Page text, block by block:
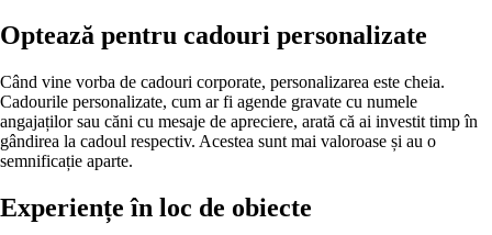
Optează pentru cadouri personalizate
Când vine vorba de cadouri corporate, personalizarea este cheia.
Cadourile personalizate, cum ar fi agende gravate cu numele
angajaților sau căni cu mesaje de apreciere, arată că ai investit timp în
gândirea la cadoul respectiv. Acestea sunt mai valoroase și au o
semnificație aparte.
Experiențe în loc de obiecte